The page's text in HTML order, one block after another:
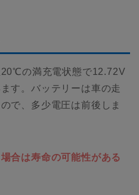
の満充電状態で12.72V
す。バッテリーは車の走
で、多少電圧は前後しま
合は寿命の可能性がある